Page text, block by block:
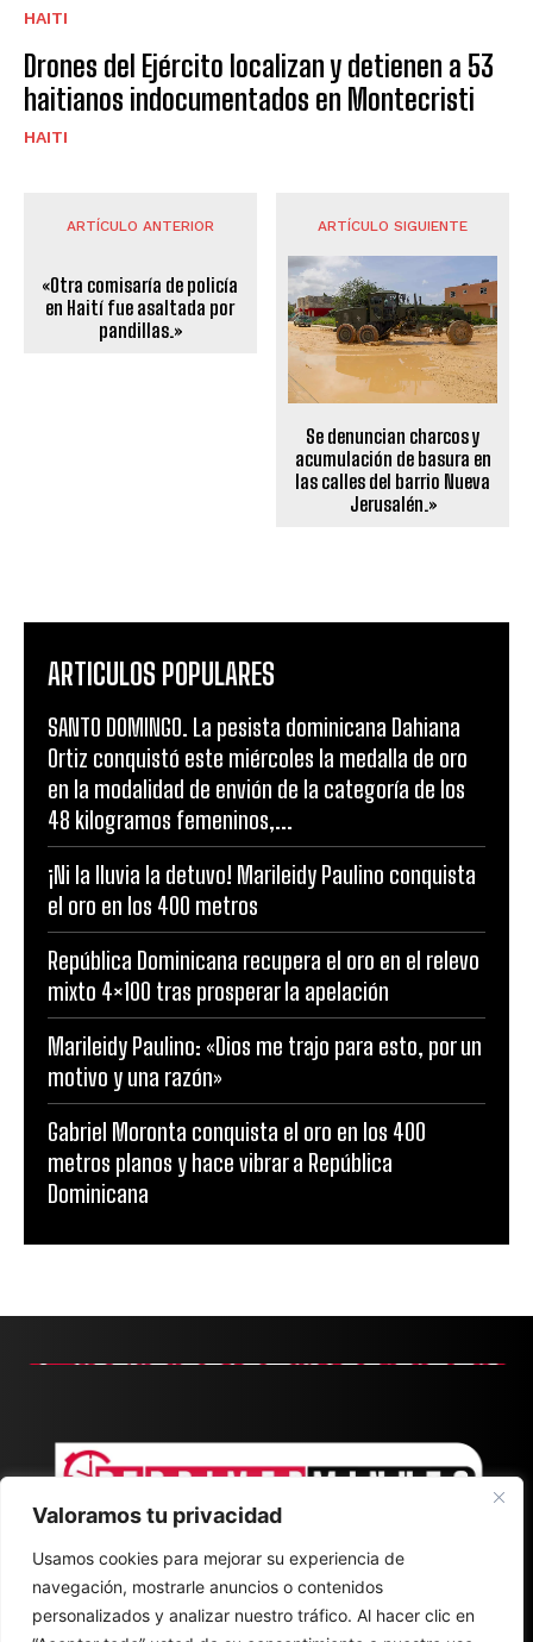
Valoramos tu privacidad
Usamos cookies para mejorar su experiencia de
navegación, mostrarle anuncios o contenidos
personalizados y analizar nuestro tráfico. Al hacer clic en
HAITI
Drones del Ejército localizan y detienen a 53
haitianos indocumentados en Montecristi
HAITI
ARTÍCULO ANTERIOR
«Otra comisaría de policía
en Haití fue asaltada por
pandillas.»
ARTÍCULO SIGUIENTE
Se denuncian charcos y
acumulación de basura en
las calles del barrio Nueva
Jerusalén.»
ARTICULOS POPULARES
SANTO DOMINGO. La pesista dominicana Dahiana
Ortiz conquistó este miércoles la medalla de oro
en la modalidad de envión de la categoría de los
48 kilogramos femeninos,...
¡Ni la lluvia la detuvo! Marileidy Paulino conquista
el oro en los 400 metros
República Dominicana recupera el oro en el relevo
mixto 4×100 tras prosperar la apelación
Marileidy Paulino: «Dios me trajo para esto, por un
motivo y una razón»
Gabriel Moronta conquista el oro en los 400
metros planos y hace vibrar a República
Dominicana